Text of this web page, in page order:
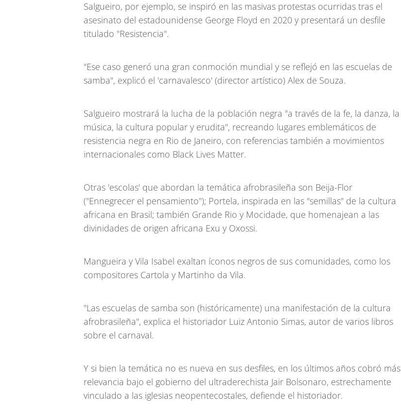
Salgueiro, por ejemplo, se inspiró en las masivas protestas ocurridas tras el
asesinato del estadounidense George Floyd en 2020 y presentará un desfile
titulado "Resistencia".
"Ese caso generó una gran conmoción mundial y se reflejó en las escuelas de
samba", explicó el 'carnavalesco' (director artístico) Alex de Souza.
Salgueiro mostrará la lucha de la población negra "a través de la fe, la danza, la
música, la cultura popular y erudita", recreando lugares emblemáticos de
resistencia negra en Rio de Janeiro, con referencias también a movimientos
internacionales como Black Lives Matter.
Otras 'escolas' que abordan la temática afrobrasileña son Beija-Flor
("Ennegrecer el pensamiento"); Portela, inspirada en las "semillas" de la cultura
africana en Brasil; también Grande Rio y Mocidade, que homenajean a las
divinidades de origen africana Exu y Oxossi.
Mangueira y Vila Isabel exaltan íconos negros de sus comunidades, como los
compositores Cartola y Martinho da Vila.
"Las escuelas de samba son (históricamente) una manifestación de la cultura
afrobrasileña", explica el historiador Luiz Antonio Simas, autor de varios libros
sobre el carnaval.
Y si bien la temática no es nueva en sus desfiles, en los últimos años cobró más
relevancia bajo el gobierno del ultraderechista Jair Bolsonaro, estrechamente
vinculado a las iglesias neopentecostales, defiende el historiador.